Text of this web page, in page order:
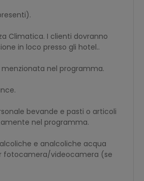
Climatica. I clienti dovranno
in loco presso gli hotel..
menzionata nel programma.
bevande e pasti o articoli
nel programma.
e analcoliche acqua
fotocamera/videocamera (se